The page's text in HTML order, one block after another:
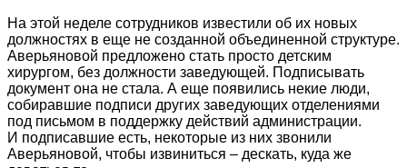
На этой неделе сотрудников известили об их новых
должностях в еще не созданной объединенной структуре.
Аверьяновой предложено стать просто детским
хирургом, без должности заведующей. Подписывать
документ она не стала. А еще появились некие люди,
собиравшие подписи других заведующих отделениями
под письмом в поддержку действий администрации.
И подписавшие есть, некоторые из них звонили
Аверьяновой, чтобы извиниться – дескать, куда же